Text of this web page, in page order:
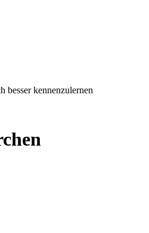
besser kennenzulernen